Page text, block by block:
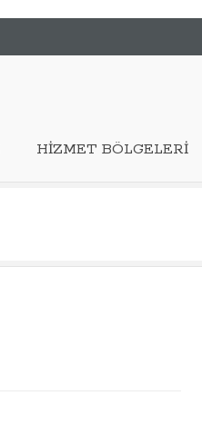
HIZMET BÖLGELERI